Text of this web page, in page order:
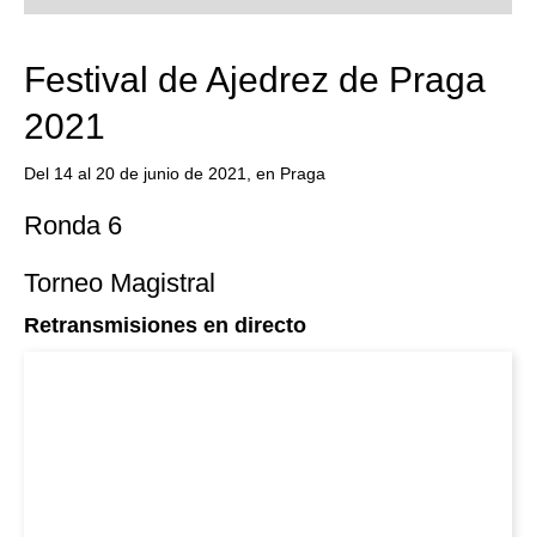
Festival de Ajedrez de Praga
2021
Del 14 al 20 de junio de 2021, en Praga
Ronda 6
Torneo Magistral
Retransmisiones en directo